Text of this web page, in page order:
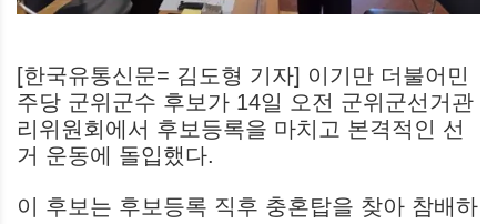
[한국유통신문= 김도형 기자] 이기만 더불어민
주당 군위군수 후보가 14일 오전 군위군선거관
리위원회에서 후보등록을 마치고 본격적인 선
거 운동에 돌입했다.
이 후보는 후보등록 직후 충혼탑을 찾아 참배하